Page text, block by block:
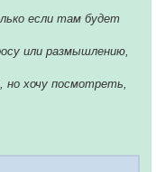
если там будет
или размышлению,
но хочу посмотреть,